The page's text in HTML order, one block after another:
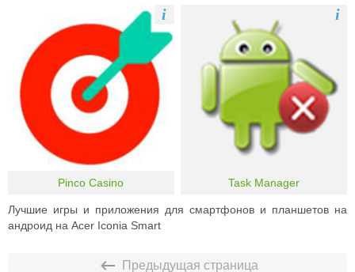
Pinco Casino
i
Task Manager
i
Лучшие игры и приложения для смартфонов и планшетов на
андроид на Acer Iconia Smart
Предыдущая страница